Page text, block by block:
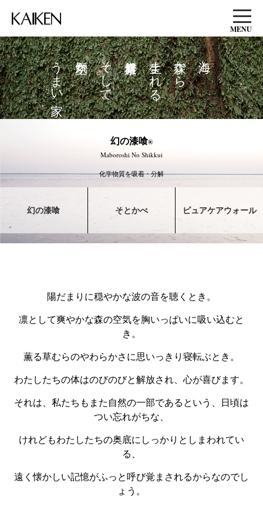
MENU
海と
森から
生まれる
そして、
空気が
うまい家。
幻の漆喰®
Maboroshi No Shikkui
化学物質を吸着・分解
幻の漆喰 そとかべ ピュアケアウォール
陽だまりに穏やかな波の音を聴くとき。
凛として爽やかな森の空気を胸いっぱいに吸い込むと
き。
薫る草むらのやわらかさに思いっきり寝転ぶとき。
わたしたちの体はのびのびと解放され、心が喜びます。
それは、私たちもまた自然の一部であるという、日頃は
つい忘れがちな、
けれどもわたしたちの奥底にしっかりとしまわれてい
る、
遠く懐かしい記憶がふっと呼び覚まされるからなのでし
ょう。